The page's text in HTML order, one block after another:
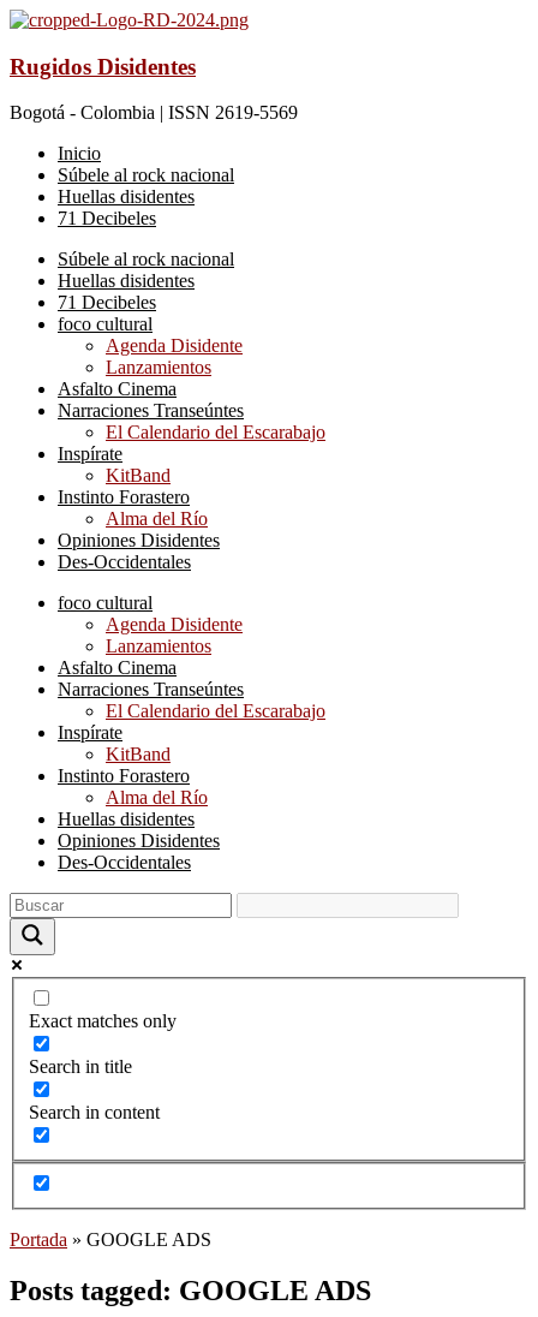
Rugidos Disidentes
Bogotá - Colombia | ISSN 2619-5569
Inicio
Súbele al rock nacional
Huellas disidentes
71 Decibeles
Súbele al rock nacional
Huellas disidentes
71 Decibeles
foco cultural
Agenda Disidente
Lanzamientos
Asfalto Cinema
Narraciones Transeúntes
El Calendario del Escarabajo
Inspírate
KitBand
Instinto Forastero
Alma del Río
Opiniones Disidentes
Des-Occidentales
foco cultural
Agenda Disidente
Lanzamientos
Asfalto Cinema
Narraciones Transeúntes
El Calendario del Escarabajo
Inspírate
KitBand
Instinto Forastero
Alma del Río
Huellas disidentes
Opiniones Disidentes
Des-Occidentales
Exact matches only
Search in title
Search in content
Portada » GOOGLE ADS
Posts tagged: GOOGLE ADS